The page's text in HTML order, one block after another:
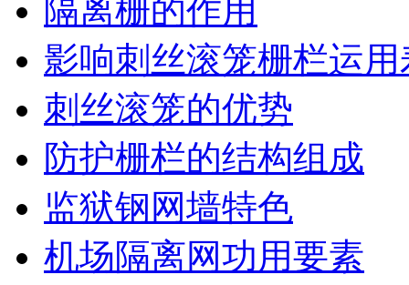
隔离栅的作用
影响刺丝滚笼栅栏运
刺丝滚笼的优势
防护栅栏的结构组成
监狱钢网墙特色
机场隔离网功用要素